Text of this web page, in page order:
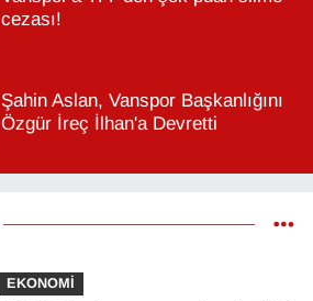
cezası!
Şahin Aslan, Vanspor Başkanlığını
Özgür İreç İlhan'a Devretti
EKONOMİ